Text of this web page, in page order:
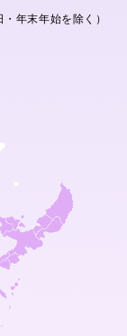
年末年始を除く）